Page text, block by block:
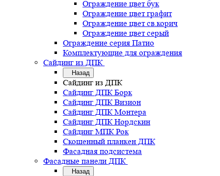
Ограждение цвет бук
Ограждение цвет графит
Ограждение цвет св.корич
Ограждение цвет серый
Ограждение серия Патио
Комплектующие для ограждения
Сайдинг из ДПК
Назад
Сайдинг из ДПК
Сайдинг ДПК Борк
Сайдинг ДПК Визион
Сайдинг ДПК Монтера
Сайдинг ДПК Нордскин
Сайдинг МПК Рок
Скошенный планкен ДПК
Фасадная подсистема
Фасадные панели ДПК
Назад